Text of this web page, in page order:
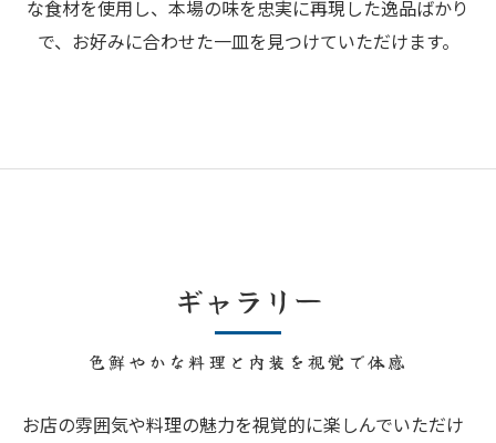
な食材を使用し、本場の味を忠実に再現した逸品ばかり
で、お好みに合わせた一皿を見つけていただけます。
色鮮やかな料理と内装を視覚で体感
ギャラリー
お店の雰囲気や料理の魅力を視覚的に楽しんでいただけ